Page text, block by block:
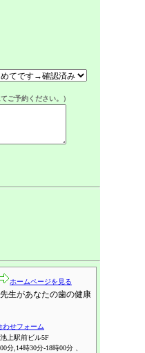
ご予約ください。）
ホームページを見る
生があなたの歯の健康
わせフォーム
上駅前ビル5F
分,14時30分-18時00分 、